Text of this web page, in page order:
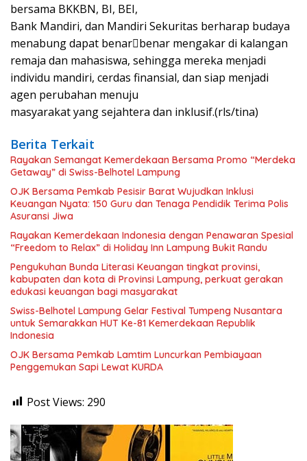
bersama BKKBN, BI, BEI,
Bank Mandiri, dan Mandiri Sekuritas berharap budaya
menabung dapat benar￾benar mengakar di kalangan
remaja dan mahasiswa, sehingga mereka menjadi
individu mandiri, cerdas finansial, dan siap menjadi
agen perubahan menuju
masyarakat yang sejahtera dan inklusif.(rls/tina)
Berita Terkait
Rayakan Semangat Kemerdekaan Bersama Promo “Merdeka
Getaway” di Swiss-Belhotel Lampung
OJK Bersama Pemkab Pesisir Barat Wujudkan Inklusi
Keuangan Nyata: 150 Guru dan Tenaga Pendidik Terima Polis
Asuransi Jiwa
Rayakan Kemerdekaan Indonesia dengan Penawaran Spesial
“Freedom to Relax” di Holiday Inn Lampung Bukit Randu
Pengukuhan Bunda Literasi Keuangan tingkat provinsi,
kabupaten dan kota di Provinsi Lampung, perkuat gerakan
edukasi keuangan bagi masyarakat
Swiss-Belhotel Lampung Gelar Festival Tumpeng Nusantara
untuk Semarakkan HUT Ke-81 Kemerdekaan Republik
Indonesia
OJK Bersama Pemkab Lamtim Luncurkan Pembiayaan
Penggemukan Sapi Lewat KURDA
Post Views: 290